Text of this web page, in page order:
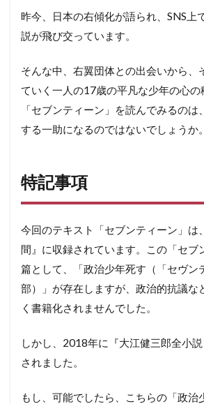
昨今、日本の右傾化が語られ、SNS上
説が飛び交っています。
そんな中、右翼団体との出会いから、
ていく一人の17歳の平凡な少年の心の
「セブンティーン」を読んでみるの
する一助になるのではないでしょうか。
特記事項
今回のテキスト「セブンティーン」は
間』に収録されています。この「セブ
篇として、「政治少年死す（「セヴン
部）」が存在しますが、政治的抗議な
く書籍化されませんでした。
しかし、2018年に『大江健三郎全小
されました。
もし、可能でしたら、こちらの「政治